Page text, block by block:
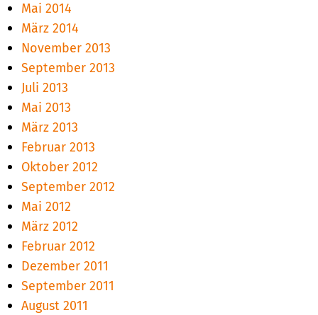
Mai 2014
März 2014
November 2013
September 2013
Juli 2013
Mai 2013
März 2013
Februar 2013
Oktober 2012
September 2012
Mai 2012
März 2012
Februar 2012
Dezember 2011
September 2011
August 2011